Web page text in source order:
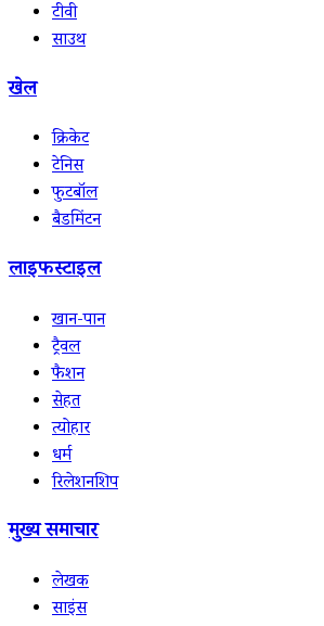
टीवी
साउथ
खेल
क्रिकेट
टेनिस
फुटबॉल
बैडमिंटन
लाइफस्टाइल
खान-पान
ट्रैवल
फैशन
सेहत
त्योहार
धर्म
रिलेशनशिप
मुख्य समाचार
लेखक
साइंस